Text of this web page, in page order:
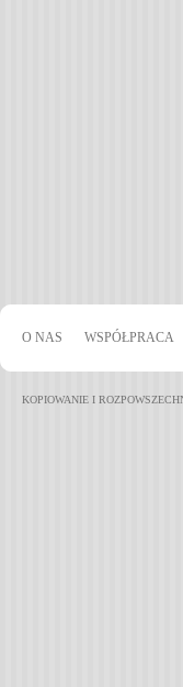
O NAS WSPÓŁPRACA
KOPIOWANIE I